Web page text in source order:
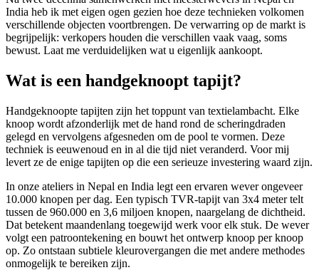
India heb ik met eigen ogen gezien hoe deze technieken volkomen
verschillende objecten voortbrengen. De verwarring op de markt is
begrijpelijk: verkopers houden die verschillen vaak vaag, soms
bewust. Laat me verduidelijken wat u eigenlijk aankoopt.
Wat is een handgeknoopt tapijt?
Handgeknoopte tapijten zijn het toppunt van textielambacht. Elke
knoop wordt afzonderlijk met de hand rond de scheringdraden
gelegd en vervolgens afgesneden om de pool te vormen. Deze
techniek is eeuwenoud en in al die tijd niet veranderd. Voor mij
levert ze de enige tapijten op die een serieuze investering waard zijn.
In onze ateliers in Nepal en India legt een ervaren wever ongeveer
10.000 knopen per dag. Een typisch TVR-tapijt van 3x4 meter telt
tussen de 960.000 en 3,6 miljoen knopen, naargelang de dichtheid.
Dat betekent maandenlang toegewijd werk voor elk stuk. De wever
volgt een patroontekening en bouwt het ontwerp knoop per knoop
op. Zo ontstaan subtiele kleurovergangen die met andere methodes
onmogelijk te bereiken zijn.